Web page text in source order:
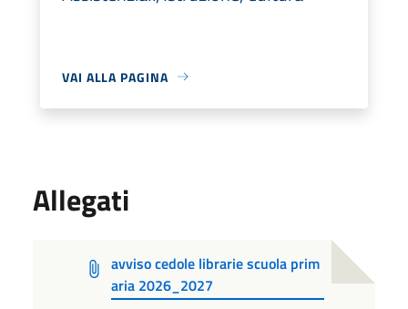
VAI ALLA PAGINA
Allegati
avviso cedole librarie scuola prim
aria 2026_2027